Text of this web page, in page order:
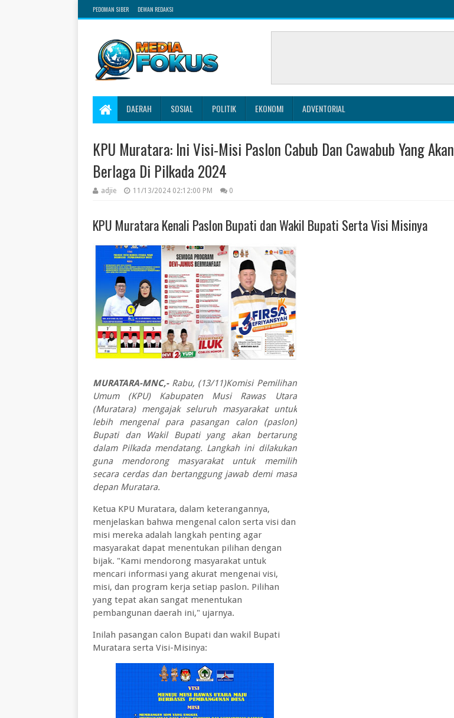
PEDOMAN SIBER DEWAN REDAKSI
DAERAH SOSIAL POLITIK EKONOMI ADVENTORIAL
KPU Muratara: Ini Visi-Misi Paslon Cabub Dan Cawabub Yang Akan
Berlaga Di Pilkada 2024
adjie 11/13/2024 02:12:00 PM 0
KPU Muratara Kenali Paslon Bupati dan Wakil Bupati Serta Visi Misinya
MURATARA-MNC,-Rabu, (13/11)Komisi Pemilihan
Umum (KPU) Kabupaten Musi Rawas Utara
(Muratara) mengajak seluruh masyarakat untuk
lebih mengenal para pasangan calon (paslon)
Bupati dan Wakil Bupati yang akan bertarung
dalam Pilkada mendatang. Langkah ini dilakukan
guna mendorong masyarakat untuk memilih
secara cerdas dan bertanggung jawab demi masa
depan Muratara.
Ketua KPU Muratara, dalam keterangannya,
menjelaskan bahwa mengenal calon serta visi dan
misi mereka adalah langkah penting agar
masyarakat dapat menentukan pilihan dengan
bijak. "Kami mendorong masyarakat untuk
mencari informasi yang akurat mengenai visi,
misi, dan program kerja setiap paslon. Pilihan
yang tepat akan sangat menentukan
pembangunan daerah ini," ujarnya.
Inilah pasangan calon Bupati dan wakil Bupati
Muratara serta Visi-Misinya: